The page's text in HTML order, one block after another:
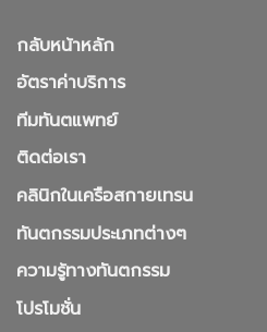
กลับหน้าหลัก
อัตราค่าบริการ
ทีมทันตแพทย์
ติดต่อเรา
คลินิกในเครือสกายเทรน
ทันตกรรมประเภทต่างๆ
ความรู้ทางทันตกรรม
โปรโมชั่น